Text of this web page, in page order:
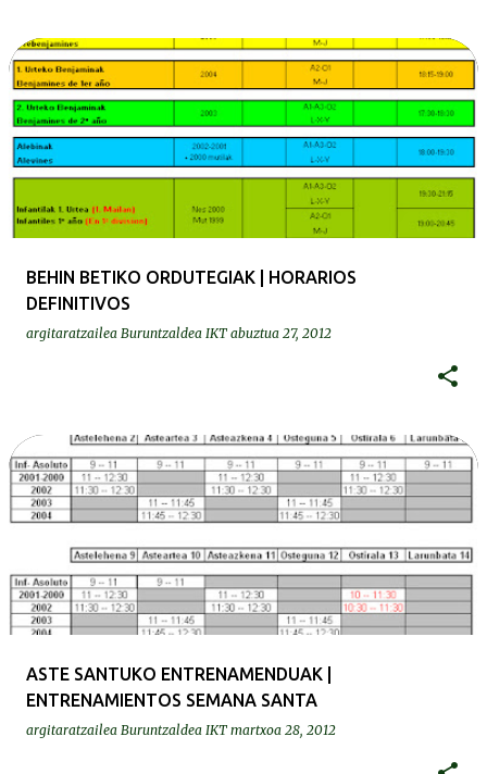
BEHIN BETIKO ORDUTEGIAK | HORARIOS
DEFINITIVOS
argitaratzailea Buruntzaldea IKT abuztua 27, 2012
ASTE SANTUKO ENTRENAMENDUAK |
ENTRENAMIENTOS SEMANA SANTA
argitaratzailea Buruntzaldea IKT martxoa 28, 2012